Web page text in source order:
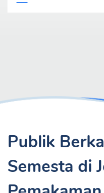
Publik
Semesta di